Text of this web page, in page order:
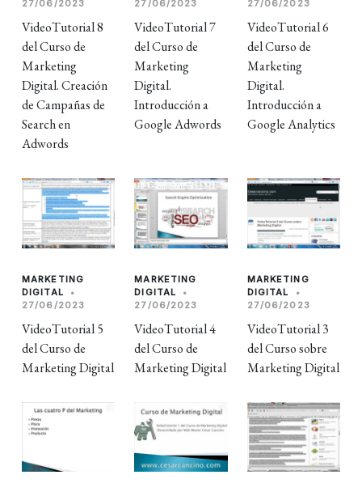
27/06/2023
VideoTutorial 8
del Curso de
Marketing
Digital. Creación
de Campañas de
Search en
Adwords
27/06/2023
VideoTutorial 7
del Curso de
Marketing
Digital.
Introducción a
Google Adwords
27/06/2023
VideoTutorial 6
del Curso de
Marketing
Digital.
Introducción a
Google Analytics
MARKETING
DIGITAL
•
27/06/2023
VideoTutorial 5
del Curso de
Marketing Digital
MARKETING
DIGITAL
•
27/06/2023
VideoTutorial 4
del Curso de
Marketing Digital
MARKETING
DIGITAL
•
27/06/2023
VideoTutorial 3
del Curso sobre
Marketing Digital